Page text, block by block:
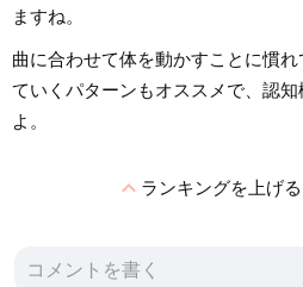
ますね。
曲に合わせて体を動かすことに慣
ていくパターンもオススメで、認
よ。
expand_lessランキングを上げる